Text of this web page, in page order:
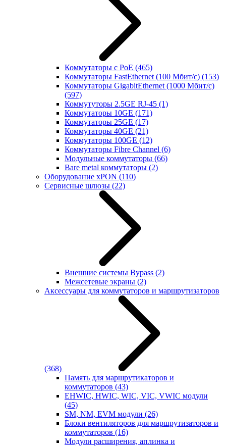
Коммутаторы с PoE (465)
Коммутаторы FastEthernet (100 Мбит/с) (153)
Коммутаторы GigabitEthernet (1000 Мбит/с)
(597)
Коммутуторы 2.5GE RJ-45 (1)
Коммутаторы 10GE (171)
Коммутаторы 25GE (17)
Коммутаторы 40GE (21)
Коммутаторы 100GE (12)
Коммутаторы Fibre Channel (6)
Модульные коммутаторы (66)
Bare metal коммутаторы (2)
Оборудование xPON (110)
Сервисные шлюзы (22)
Внешние системы Bypass (2)
Межсетевые экраны (2)
Аксессуары для коммутаторов и маршрутизаторов
(368)
Память для маршрутикаторов и
коммутаторов (43)
EHWIC, HWIC, WIC, VIC, VWIC модули
(45)
SM, NM, EVM модули (26)
Блоки вентиляторов для маршрутизаторов и
коммутаторов (16)
Модули расширения, аплинка и